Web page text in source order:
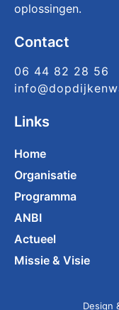
oplossingen.
Contact
06 44 82 28 56
Links
Home
Organisatie
Programma
ANBI
Actueel
Missie & Visie
Design